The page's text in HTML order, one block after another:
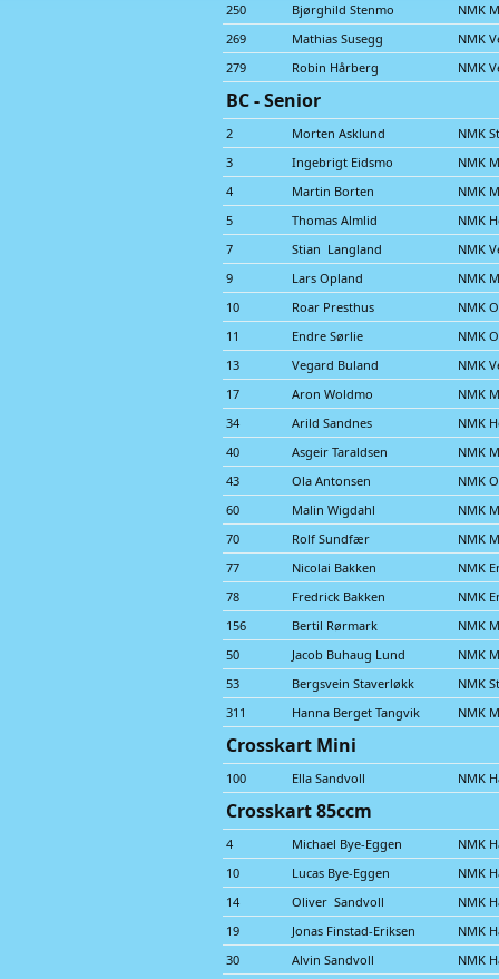
250
Bjørghild Stenmo
NMK
269
Mathias Susegg
NMK
279
Robin Hårberg NMK
BC - Senior
2 Morten Asklund
NMK
3
Ingebrigt Eidsmo
NMK
4
Martin Borten
NMK
5
Thomas Almlid
NMK
7
Stian Langland
NMK
9
Lars Opland
NMK
10
Roar Presthus
NMK
11
Endre Sørlie
NMK
13
Vegard Buland
NMK
17
Aron Woldmo
NMK
34
Arild Sandnes
NMK
40
Asgeir Taraldsen
NMK
43
Ola Antonsen
NMK
60
Malin Wigdahl
NMK
70
Rolf Sundfær
NMK
77
Nicolai Bakken
NMK
78
Fredrick Bakken
NMK
156
Bertil Rørmark
NMK
50
Jacob Buhaug Lund
NMK
53
Bergsvein Staverløkk
NMK
311
Hanna Berget Tangvik NMK
Crosskart Mini
100 Ella Sandvoll NMK
Crosskart 85ccm
4 Michael Bye-Eggen
NMK
10
Lucas Bye-Eggen
NMK
14
Oliver Sandvoll
NMK
19
Jonas Finstad-Eriksen
NMK
30
Alvin Sandvoll
NMK